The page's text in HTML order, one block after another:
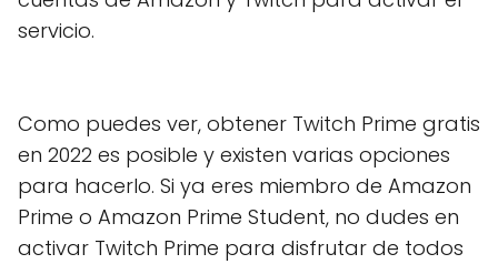
servicio.
Como puedes ver, obtener Twitch Prime gratis
en 2022 es posible y existen varias opciones
para hacerlo. Si ya eres miembro de Amazon
Prime o Amazon Prime Student, no dudes en
activar Twitch Prime para disfrutar de todos